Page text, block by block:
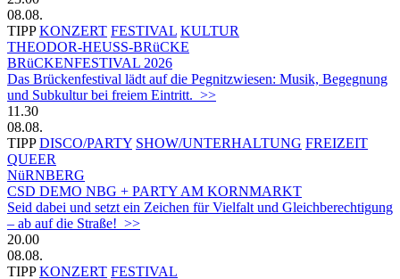
08.08.
TIPP KONZERT FESTIVAL KULTUR
THEODOR-HEUSS-BRüCKE
BRüCKENFESTIVAL 2026
Das Brückenfestival lädt auf die Pegnitzwiesen: Musik, Begegnung
und Subkultur bei freiem Eintritt. >>
11.30
08.08.
TIPP DISCO/PARTY SHOW/UNTERHALTUNG FREIZEIT
QUEER
NüRNBERG
CSD DEMO NBG + PARTY AM KORNMARKT
Seid dabei und setzt ein Zeichen für Vielfalt und Gleichberechtigung
– ab auf die Straße! >>
20.00
08.08.
TIPP KONZERT FESTIVAL